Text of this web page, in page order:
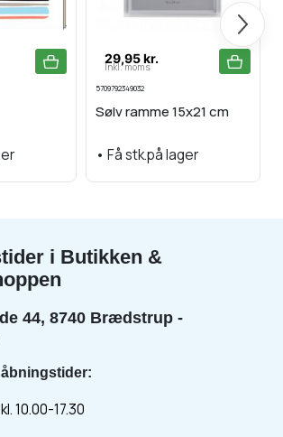
Næste
29,95 kr.
Inkl. moms
5709792349032
Sølv ramme 15x21 cm
• Få stk.på lager
i Butikken &
44, 8740 Brædstrup -
10.00-17.30